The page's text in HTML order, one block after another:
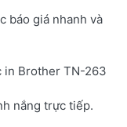
báo giá nhanh và
in Brother TN-263
nắng trực tiếp.